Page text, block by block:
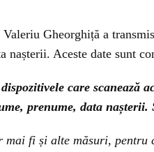
Gheorghiță a
nașterii. Aceste date sunt
care scanează
prenume, data nașterii.
fi și alte măsuri, pentru